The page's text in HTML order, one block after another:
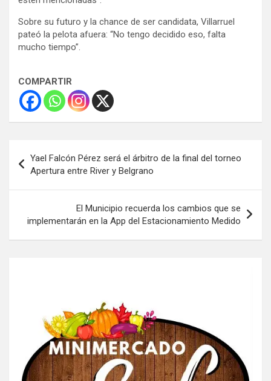
Sobre su futuro y la chance de ser candidata, Villarruel
pateó la pelota afuera: “No tengo decidido eso, falta
mucho tiempo”.
COMPARTIR
de
entradas
Yael Falcón Pérez será el árbitro de la final del torneo
Apertura entre River y Belgrano
El Municipio recuerda los cambios que se
implementarán en la App del Estacionamiento Medido